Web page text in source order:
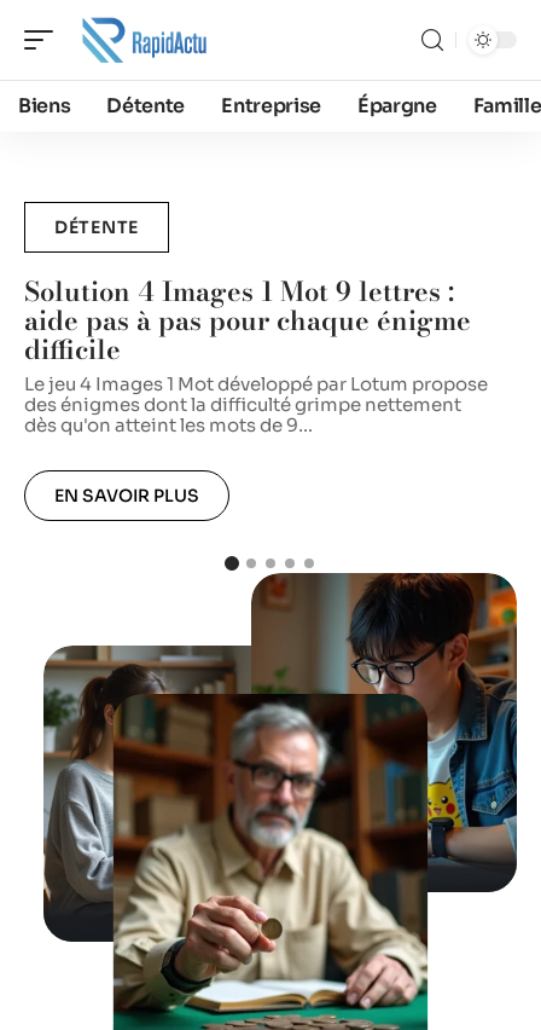
Biens Détente Entreprise Épargne Famille
DÉTENTE
Solution 4 Images 1 Mot 9 lettres :
aide pas à pas pour chaque énigme
difficile
Le jeu 4 Images 1 Mot développé par Lotum propose
des énigmes dont la difficulté grimpe nettement
dès qu'on atteint les mots de 9…
EN SAVOIR PLUS